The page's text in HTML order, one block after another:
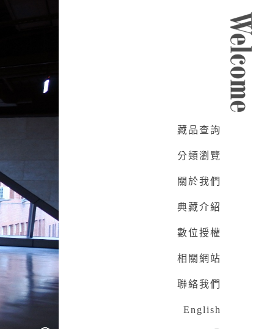
藏品查詢
分類瀏覽
關於我們
典藏介紹
數位授權
相關網站
聯絡我們
English